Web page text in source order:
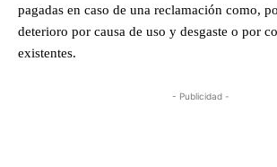
pagadas en caso de una reclamación como,
deterioro por causa de uso y desgaste o por
existentes.
- Publicidad -